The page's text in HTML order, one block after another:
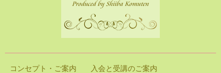
コンセプト・ご案内 入会と受講のご案内